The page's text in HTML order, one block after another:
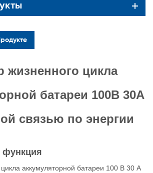
жизненного цикла
батареи 100В 30А
связью по энергии
функция
аккумуляторной батареи 100 В 30 А